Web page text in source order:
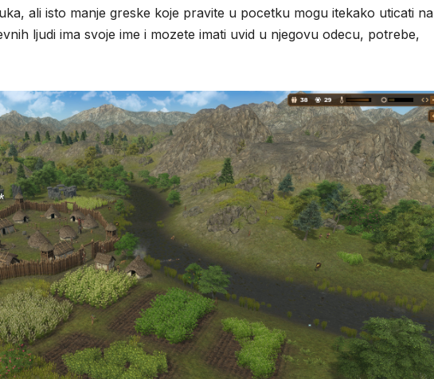
ali isto manje greske koje pravite u pocetku mogu itekako uticati na
ljudi ima svoje ime i mozete imati uvid u njegovu odecu, potrebe,
*
*